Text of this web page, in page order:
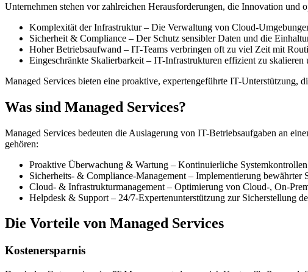
Unternehmen stehen vor zahlreichen Herausforderungen, die Innovation und
Komplexität der Infrastruktur – Die Verwaltung von Cloud-
Sicherheit & Compliance – Der Schutz sensibler Daten und die
Hoher Betriebsaufwand – IT-Teams verbringen oft zu viel Zeit mit
Eingeschränkte Skalierbarkeit – IT-Infrastrukturen effizient zu
Managed Services bieten eine proaktive, expertengeführte IT-Unterstützung,
Was sind Managed Services?
Managed Services bedeuten die Auslagerung von IT-Betriebsaufgaben an
gehören:
Proaktive Überwachung & Wartung – Kontinuierliche
Sicherheits- & Compliance-Management – Implementierung bewährter
Cloud- & Infrastrukturmanagement – Optimierung von Cloud-, On-
Helpdesk & Support – 24/7-Expertenunterstützung zur Sicherstellung
Die Vorteile von Managed Services
Kostenersparnis